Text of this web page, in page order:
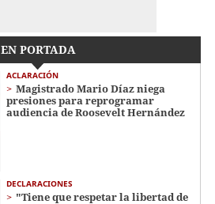
EN PORTADA
ACLARACIÓN
Magistrado Mario Díaz niega
presiones para reprogramar
audiencia de Roosevelt Hernández
DECLARACIONES
"Tiene que respetar la libertad de